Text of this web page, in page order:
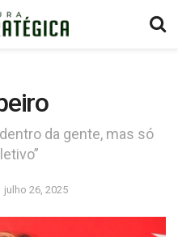
da gente, mas só
julho 26, 2025